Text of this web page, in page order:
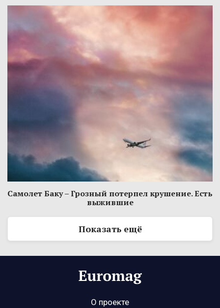
Самолет Баку – Грозный потерпел крушение. Есть
выжившие
Показать ещё
О проекте